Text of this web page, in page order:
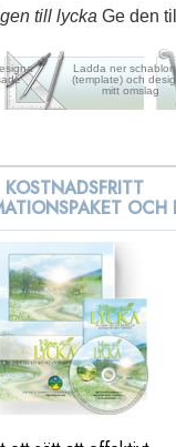
till lycka Ge den
Ladda ner
(template) och
mitt omslag
KOSTNADSFRITT
OCH